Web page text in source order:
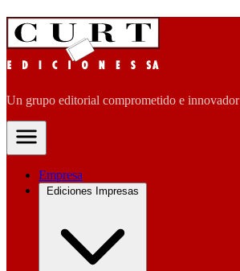
Un grupo editorial comprometido e innovador
Empresa
Ediciones Impresas